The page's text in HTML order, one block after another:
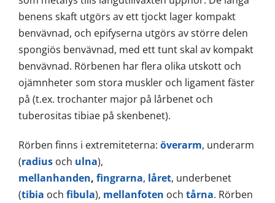
benens skaft utgörs av ett tjockt lager kompakt
benvävnad, och epifyserna utgörs av större delen
spongiös benvävnad, med ett tunt skal av kompakt
benvävnad. Rörbenen har flera olika utskott och
ojämnheter som stora muskler och ligament fäster
på (t.ex. trochanter major på lårbenet och
tuberositas tibiae på skenbenet).
Rörben finns i extremiteterna:överarm, underarm
(radius och ulna),
mellanhanden, fingrarna, låret, underbenet
(tibia ochfibula), mellanfoten ochtårna. Rörben